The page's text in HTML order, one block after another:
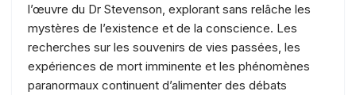
l’œuvre du Dr Stevenson, explorant sans relâche les
mystères de l’existence et de la conscience. Les
recherches sur les souvenirs de vies passées, les
expériences de mort imminente et les phénomènes
paranormaux continuent d’alimenter des débats